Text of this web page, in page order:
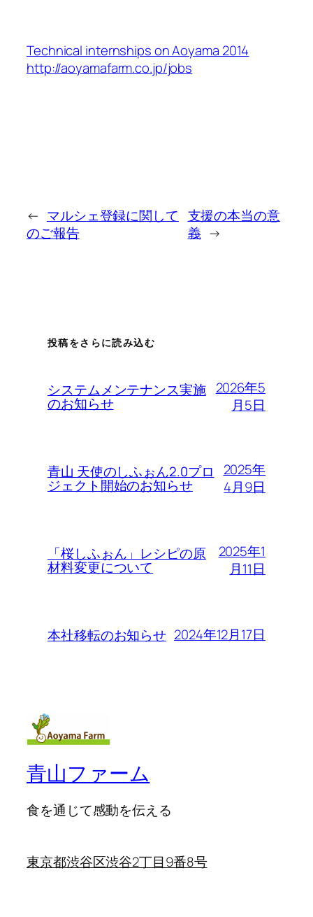
Technical internships on Aoyama 2014
http://aoyamafarm.co.jp/jobs
← マルシェ登録に関して
のご報告
支援の本当の意
義 →
投稿をさらに読み込む
システムメンテナンス実施
のお知らせ
2026年5
月5日
青山 天使のしふぉん2.0プロ
ジェクト開始のお知らせ
2025年
4月9日
「桜しふぉん」レシピの原
材料変更について
2025年1
月11日
本社移転のお知らせ 2024年12月17日
青山ファーム
食を通じて感動を伝える
東京都渋谷区渋谷2丁目9番8号